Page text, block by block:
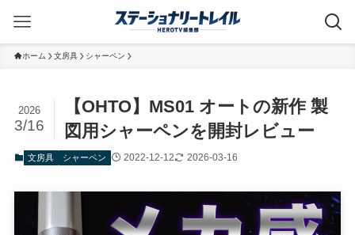
ホーム 文房具 シャーペン
【OHTO】MS01 オートの新作 製
図用シャーペンを開封レビュー
2026
3/16
文房具 シャーペン 2022-12-12 2026-03-16